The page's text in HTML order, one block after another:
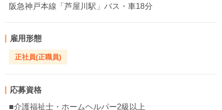
阪急神戸本線「芦屋川駅」バス・車18分
雇用形態
正社員(正職員)
応募資格
■介護福祉士・ホームヘルパー2級以上